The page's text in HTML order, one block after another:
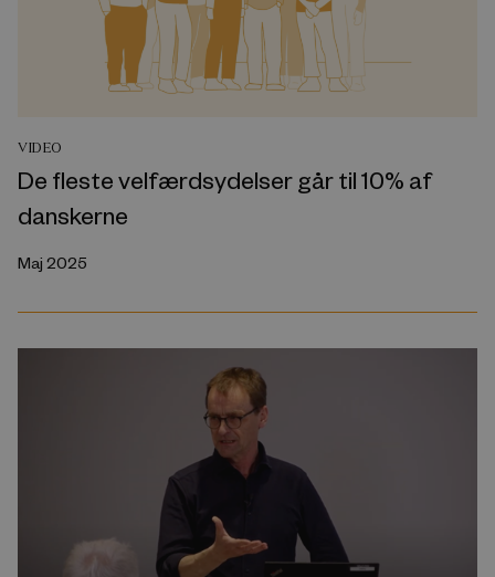
VIDEO
De fleste velfærdsydelser går til 10% af
danskerne
Maj 2025